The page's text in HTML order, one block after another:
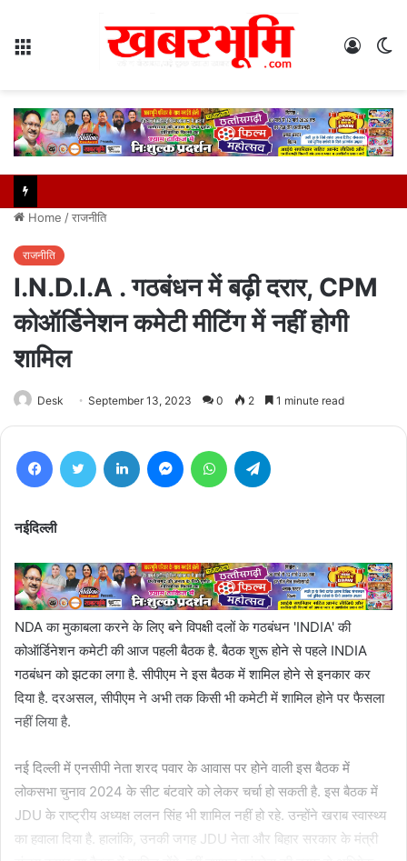
Log
Home /राजनीति
राजनीति
I.N.D.I.A . गठबंधन में बढ़ी दरार, CPM
कोऑर्डिनेशन कमेटी मीटिंग में नहीं होगी
शामिल
Desk September 13, 2023 0 2 1 minute read
FacebookTwitter LinkedIn MessengerWhatsApp
नईदिल्ली
NDA का मुकाबला करने के लिए बने विपक्षी दलों के गठबंधन 'INDIA' की
कोऑर्डिनेशन कमेटी की आज पहली बैठक है. बैठक शुरू होने से पहले INDIA
गठबंधन को झटका लगा है. सीपीएम ने इस बैठक में शामिल होने से इनकार कर
दिया है. दरअसल, सीपीएम ने अभी तक किसी भी कमेटी में शामिल होने पर फैसला
नहीं लिया है.
नई दिल्ली में एनसीपी नेता शरद पवार के आवास पर होने वाली इस बैठक में
लोकसभा चुनाव 2024 के सीट बंटवारे को लेकर चर्चा हो सकती है. इस बैठक में
JDU के राष्ट्रीय अध्यक्ष ललन सिंह भी शामिल नहीं हो रहे. उन्होंने खराब स्वास्थ्य
का हवाला दिया है. हालांकि, उनकी जगह JDU नेता और बिहार सरकार के मंत्री